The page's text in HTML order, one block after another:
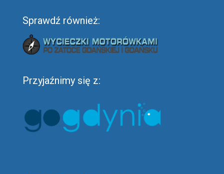
Sprawdź również:
Przyjaźnimy się z: